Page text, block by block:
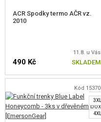
NÁHRADNÍ DÍLY, UPGRADE
SEBEOBRANA, VÝCVIK, NOŽE
OUTDOOR A BUSHCRAFT
ACR Spodky termo AČR vz.
2010
11.8. u Vás
490 Kč SKLADEM
ZVOLTE VELIKOST
Kód 15370
4XL
3XL
XL
L